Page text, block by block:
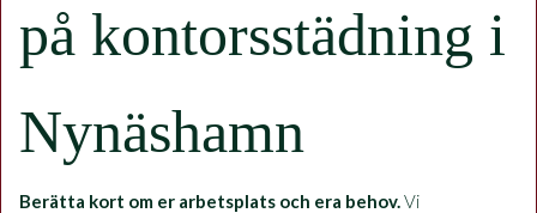
på kontorsstädning i
Nynäshamn
Berätta kort om er arbetsplats och era behov.Vi